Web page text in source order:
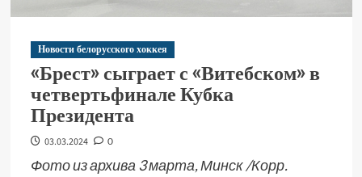
Новости белорусского хоккея
«Брест» сыграет с «Витебском» в
четвертьфинале Кубка
Президента
03.03.2024 0
Фото из архива 3 марта, Минск /Корр.